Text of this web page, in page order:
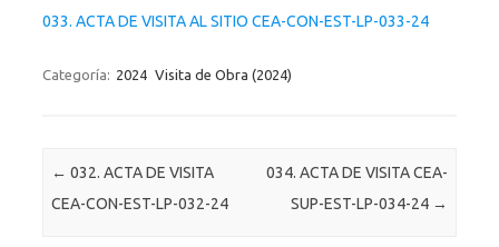
033. ACTA DE VISITA AL SITIO CEA-CON-EST-LP-033-24
Categoría: 2024 Visita de Obra (2024)
Post navigation
← 032. ACTA DE VISITA
CEA-CON-EST-LP-032-24
034. ACTA DE VISITA CEA-
SUP-EST-LP-034-24 →